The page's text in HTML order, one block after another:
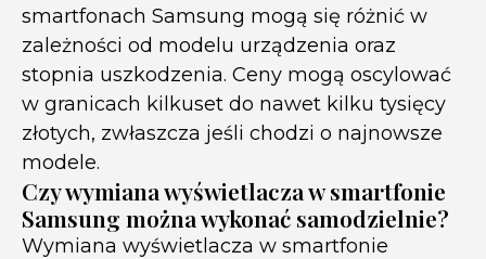
smartfonach Samsung mogą się różnić w
zależności od modelu urządzenia oraz
stopnia uszkodzenia. Ceny mogą oscylować
w granicach kilkuset do nawet kilku tysięcy
złotych, zwłaszcza jeśli chodzi o najnowsze
modele.
Czy wymiana wyświetlacza w smartfonie
Samsung można wykonać samodzielnie?
Wymiana wyświetlacza w smartfonie